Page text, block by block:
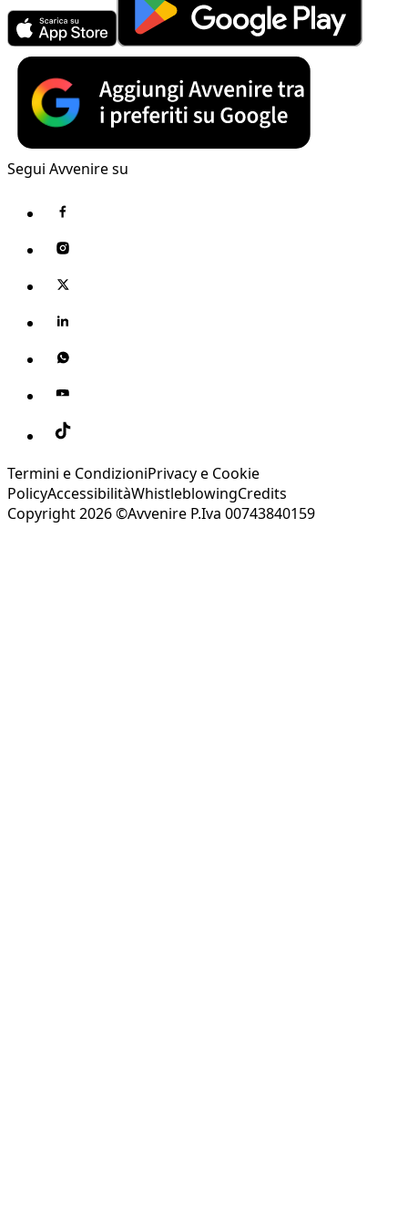
Segui Avvenire su
Termini e CondizioniPrivacy e Cookie
PolicyAccessibilitàWhistleblowingCredits
Copyright 2026 ©Avvenire P.Iva 00743840159